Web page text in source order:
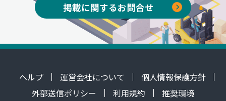
掲載に関するお問合せ
ヘルプ 運営会社について
個人情報保護方針
外部送信ポリシー
利用規約 推奨環境